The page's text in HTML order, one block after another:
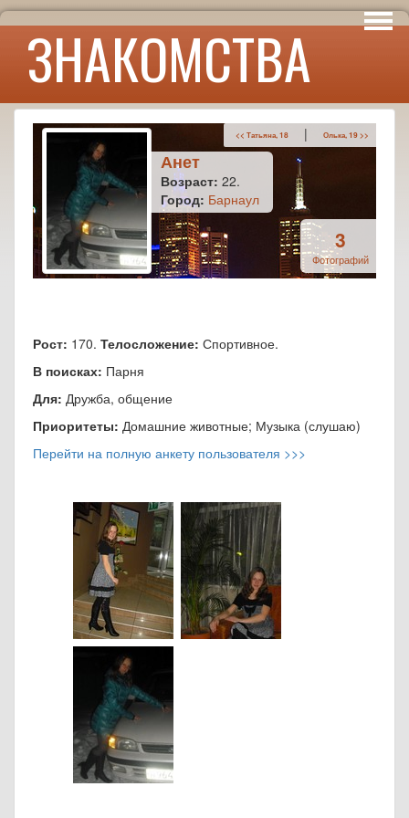
ЗНАКОМСТВА
Интересы
Юмор
Анет
Возраст: 22.
Город: Барнаул
<< Татьяна, 18 | Олька, 19 >>
3
Фотографий
Рост: 170. Телосложение: Спортивное.
В поисках: Парня
Для: Дружба, общение
Приоритеты: Домашние животные; Музыка (слушаю)
Перейти на полную анкету пользователя >>>